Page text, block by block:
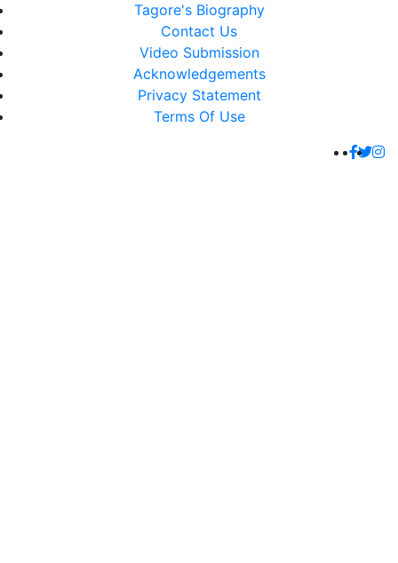
Tagore's Biography
Contact Us
Video Submission
Acknowledgements
Privacy Statement
Terms Of Use